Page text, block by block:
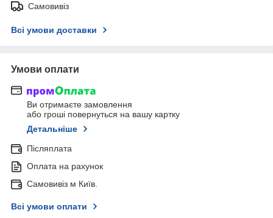
Самовивіз
Всі умови доставки
Умови оплати
Ви отримаєте замовлення
або гроші повернуться на вашу картку
Детальніше
Післяплата
Оплата на рахунок
Самовивіз м Київ.
Всі умови оплати